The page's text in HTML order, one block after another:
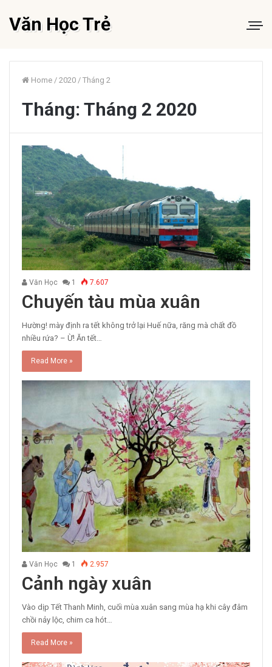
Văn Học Trẻ
Home / 2020 / Tháng 2
Tháng: Tháng 2 2020
Văn Học 1 7.607
Chuyến tàu mùa xuân
Hường! mày định ra tết không trở lại Huế nữa, răng mà chất đồ
nhiều rứa? – Ừ! Ăn tết…
Read More »
Văn Học 1 2.957
Cảnh ngày xuân
Vào dịp Tết Thanh Minh, cuối mùa xuân sang mùa hạ khi cây đâm
chồi nảy lộc, chim ca hót…
Read More »